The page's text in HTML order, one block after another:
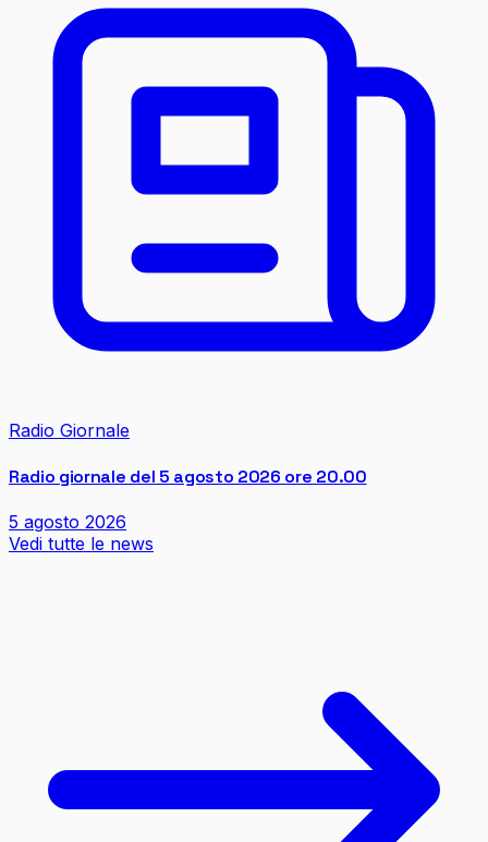
Radio Giornale
Radio giornale del 5 agosto 2026 ore 20.00
5 agosto 2026
Vedi tutte le news